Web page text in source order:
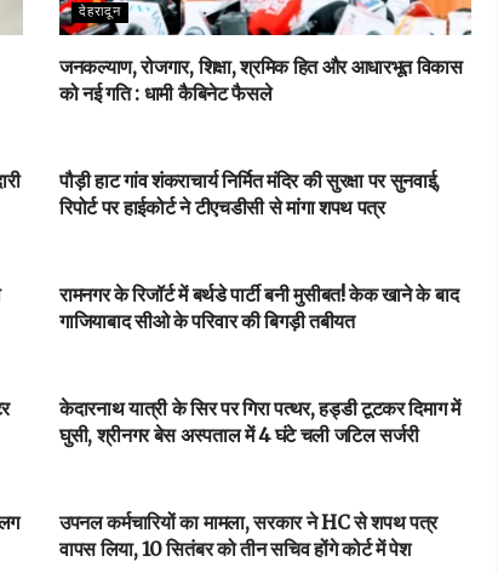
देहरादून
जनकल्याण, रोजगार, शिक्षा, श्रमिक हित और आधारभूत विकास
को नई गति : धामी कैबिनेट फैसले
पौड़ी हाट गांव शंकराचार्य निर्मित मंदिर की सुरक्षा पर सुनवाई,
रिपोर्ट पर हाईकोर्ट ने टीएचडीसी से मांगा शपथ पत्र
रामनगर के रिजॉर्ट में बर्थडे पार्टी बनी मुसीबत! केक खाने के बाद
गाजियाबाद सीओ के परिवार की बिगड़ी तबीयत
केदारनाथ यात्री के सिर पर गिरा पत्थर, हड्डी टूटकर दिमाग में
घुसी, श्रीनगर बेस अस्पताल में 4 घंटे चली जटिल सर्जरी
उपनल कर्मचारियों का मामला, सरकार ने HC से शपथ पत्र
वापस लिया, 10 सितंबर को तीन सचिव होंगे कोर्ट में पेश